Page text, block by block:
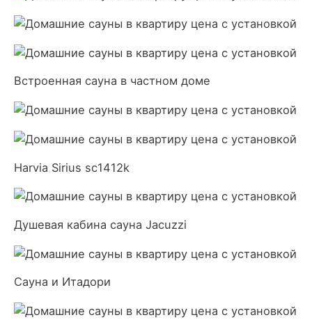
Встроенная сауна в частном доме
Harvia Sirius sc1412k
Душевая кабина сауна Jacuzzi
Сауна и Итадори